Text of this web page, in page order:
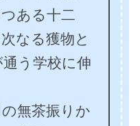
ある十二
なる獲物と
う学校に伸
無茶振りか